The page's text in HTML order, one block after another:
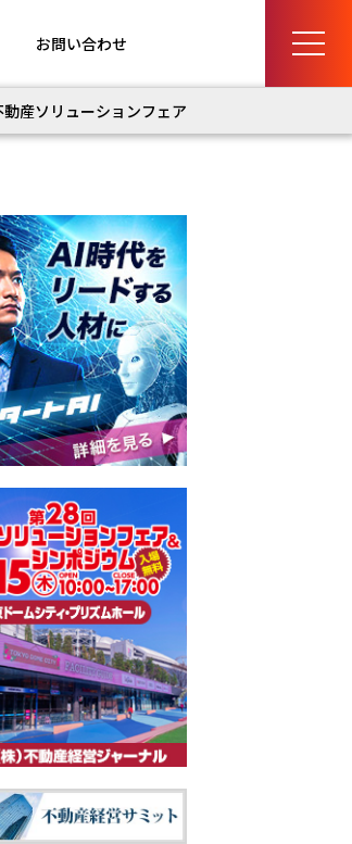
お問い合わせ
動産ソリューションフェア